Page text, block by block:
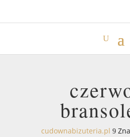
cudownabizuteria.pl 9